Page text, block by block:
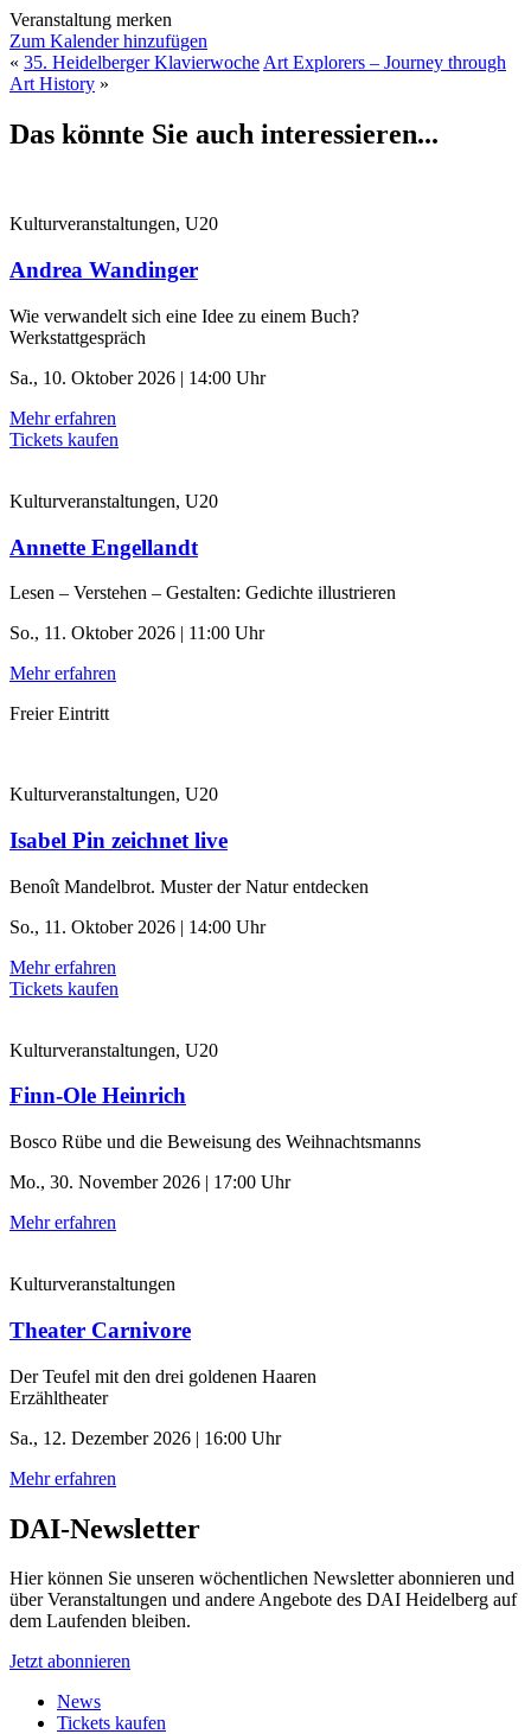
Veranstaltung merken
Zum Kalender hinzufügen
« 35. Heidelberger Klavierwoche Art Explorers – Journey through
Art History »
Das könnte Sie auch interessieren...
Kulturveranstaltungen, U20
Andrea Wandinger
Wie verwandelt sich eine Idee zu einem Buch?
Werkstattgespräch
Sa., 10. Oktober 2026 | 14:00 Uhr
Mehr erfahren
Tickets kaufen
Kulturveranstaltungen, U20
Annette Engellandt
Lesen – Verstehen – Gestalten: Gedichte illustrieren
So., 11. Oktober 2026 | 11:00 Uhr
Mehr erfahren
Freier Eintritt
Kulturveranstaltungen, U20
Isabel Pin zeichnet live
Benoît Mandelbrot. Muster der Natur entdecken
So., 11. Oktober 2026 | 14:00 Uhr
Mehr erfahren
Tickets kaufen
Kulturveranstaltungen, U20
Finn-Ole Heinrich
Bosco Rübe und die Beweisung des Weihnachtsmanns
Mo., 30. November 2026 | 17:00 Uhr
Mehr erfahren
Kulturveranstaltungen
Theater Carnivore
Der Teufel mit den drei goldenen Haaren
Erzähltheater
Sa., 12. Dezember 2026 | 16:00 Uhr
Mehr erfahren
DAI-Newsletter
Hier können Sie unseren wöchentlichen Newsletter abonnieren und
über Veranstaltungen und andere Angebote des DAI Heidelberg auf
dem Laufenden bleiben.
Jetzt abonnieren
News
Tickets kaufen